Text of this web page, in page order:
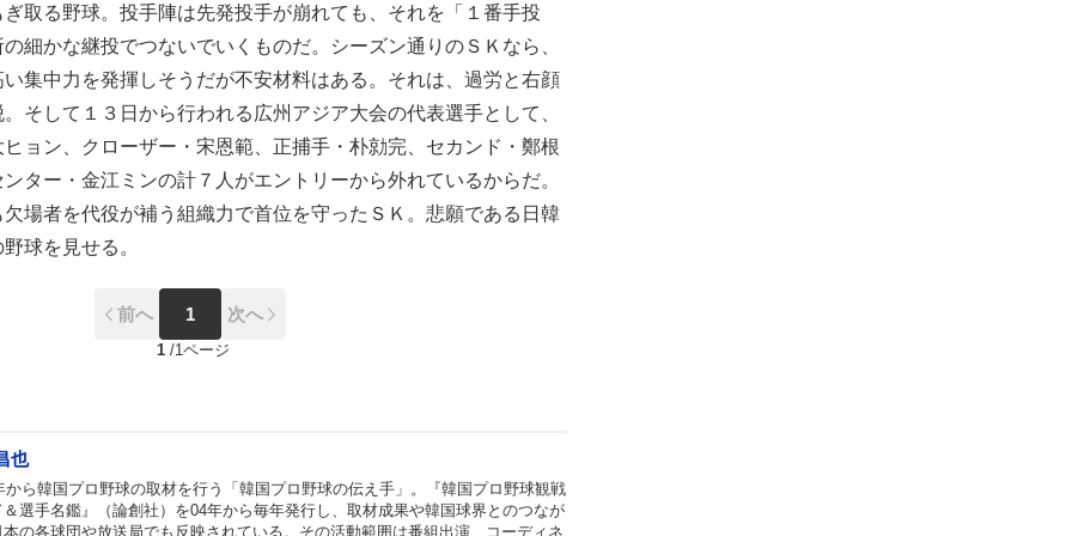
取る野球。投手陣は先発投手が崩れても、それを「１番手投
細かな継投でつないでいくものだ。シーズン通りのＳＫなら、
集中力を発揮しそうだが不安材料はある。それは、過労と右顔
そして１３日から行われる広州アジア大会の代表選手として、
ョン、クローザー・宋恩範、正捕手・朴勍完、セカンド・鄭根
ター・金江ミンの計７人がエントリーから外れているからだ。
場者を代役が補う組織力で首位を守ったＳＫ。悲願である日韓
球を見せる。
前へ 1 次へ
1 /1ページ
也
から韓国プロ野球の取材を行う「韓国プロ野球の伝え手」。『韓国プロ野球観戦
選手名鑑』（論創社）を04年から毎年発行し、取材成果や韓国球界とのつなが
の各球団や放送局でも反映されている。その活動範囲は番組出演、コーディネ